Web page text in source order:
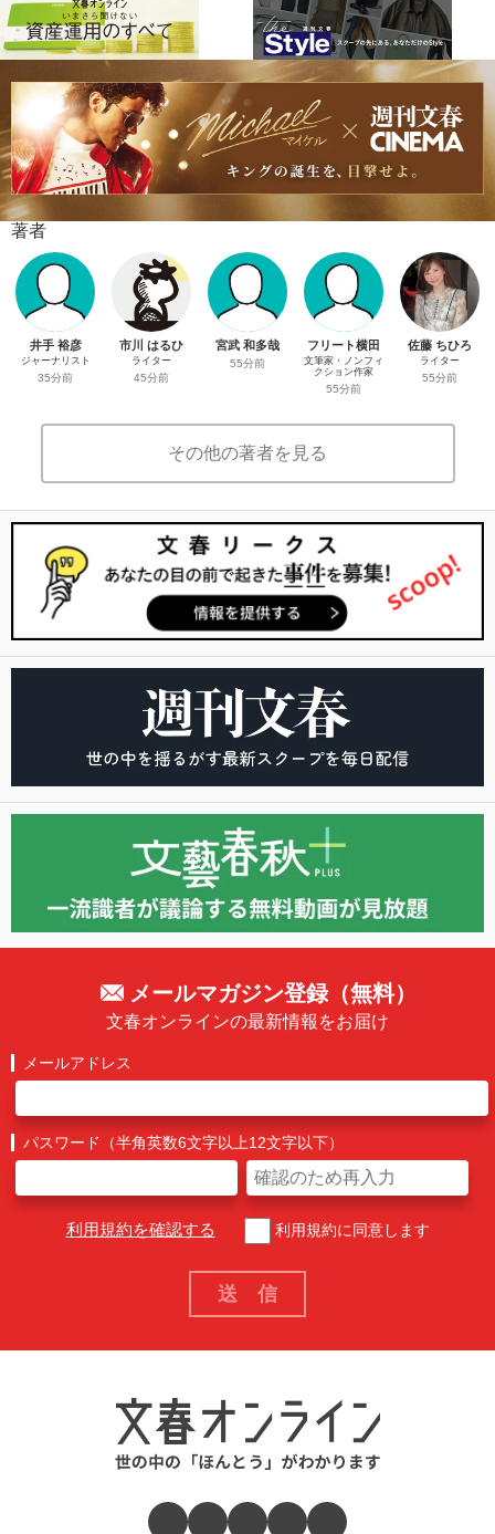
著者
井手 裕彦
ジャーナリスト
35分前
市川 はるひ
ライター
45分前
宮武 和多哉
55分前
フリート横田
文筆家・ノンフィ
クション作家
55分前
佐藤 ちひろ
ライター
55分前
その他の著者を見る
メールマガジン登録（無料）
文春オンラインの最新情報をお届け
メールアドレス
パスワード（半角英数6文字以上12文字以下）
利用規約を確認する 利用規約に同意します